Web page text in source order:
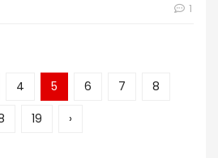
1
4 5 6 7
8
19 ›